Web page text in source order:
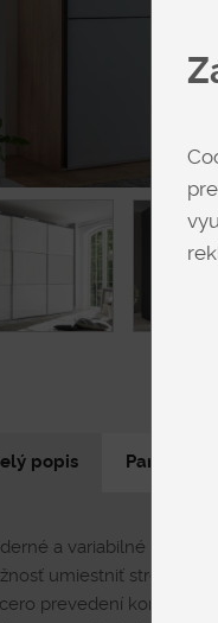
popis
a variabilné skrine
umiestniť stredový
prevedení korpusu,